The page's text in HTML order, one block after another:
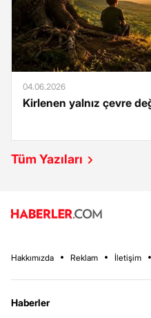
04.06.2026
Kirlenen yalnız çevre
Tüm Yazıları
Hakkımızda Reklam İletişim
Haberler